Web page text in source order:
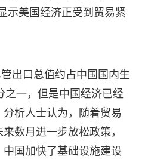
示美国经济正受到贸易紧
出口总值约占中国国内生
之一，但是中国经济已经
析人士认为，随着贸易
数月进一步放松政策，
国加快了基础设施建设